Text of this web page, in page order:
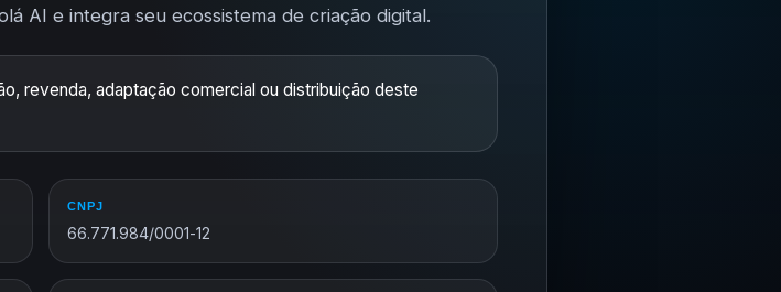
AI e integra seu ecossistema de criação digital.
revenda, adaptação comercial ou distribuição deste
CNPJ
66.771.984/0001-12